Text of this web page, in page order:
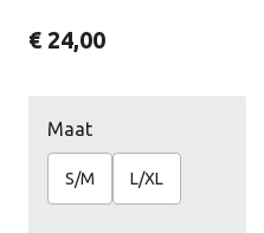
€ 24,00
Maat
S/M L/XL